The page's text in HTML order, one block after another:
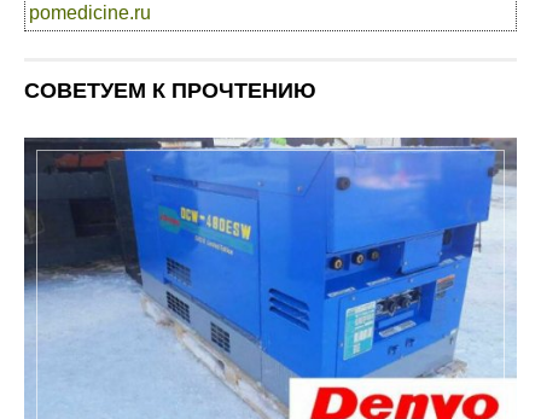
pomedicine.ru
СОВЕТУЕМ К ПРОЧТЕНИЮ